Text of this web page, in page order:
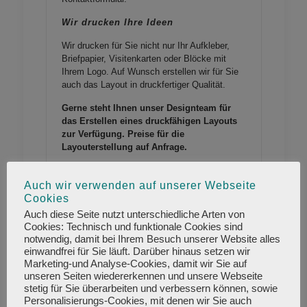
Wir drucken Ihre Ideen
Wir drucken für Sie nicht nur Ihr Aufkleber,
Briefpapier, Visitenkarten oder Blöcke mit
Ihrem Logo. Auf Wunsch erstellen wir für Sie
auch das Layout in druckfertiger Qualität.
Gerne steht Ihnen unser Designteam für
das Erstellen eines druckfähigen Layouts
zur Verfügung. Preise für die
Layouterstellung auf Anfrage.
Layouterstellung Angebot
anfordern
Werbung, die auffällt
Aufkleber, auchSticker genannt sind nicht nur
als Give-away für Ihre Kunden unverzichtbar.
Kennzeichnen Sie Ihre Produkte mit
individuell gestalteten Aufklebern oder
Auch wir verwenden auf unserer Webseite
Cookies
Auch diese Seite nutzt unterschiedliche Arten von
Cookies: Technisch und funktionale Cookies sind
notwendig, damit bei Ihrem Besuch unserer Website alles
einwandfrei für Sie läuft. Darüber hinaus setzen wir
Marketing-und Analyse-Cookies, damit wir Sie auf
unseren Seiten wiedererkennen und unsere Webseite
stetig für Sie überarbeiten und verbessern können, sowie
Personalisierungs-Cookies, mit denen wir Sie auch